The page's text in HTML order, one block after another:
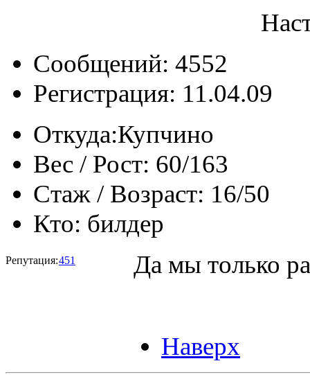
Сообщений: 4552
Регистрация: 11.04.09
Откуда:Купчино
Вес / Рост: 60/163
Стаж / Возраст: 16/50
Кто: билдер
Репутация:451 Да мы только
Наверх